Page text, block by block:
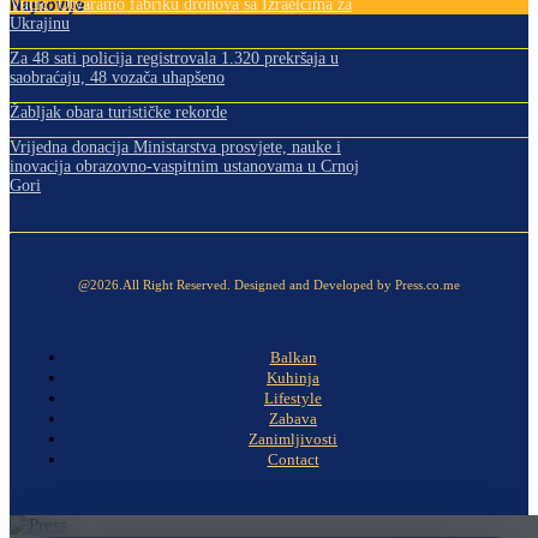
Najnovije
Vučić: Otvaramo fabriku dronova sa Izraelcima za
Ukrajinu
Za 48 sati policija registrovala 1.320 prekršaja u
saobraćaju, 48 vozača uhapšeno
Žabljak obara turističke rekorde
Vrijedna donacija Ministarstva prosvjete, nauke i
inovacija obrazovno-vaspitnim ustanovama u Crnoj
Gori
@2026.All Right Reserved. Designed and Developed by Press.co.me
Balkan
Kuhinja
Lifestyle
Zabava
Zanimljivosti
Contact